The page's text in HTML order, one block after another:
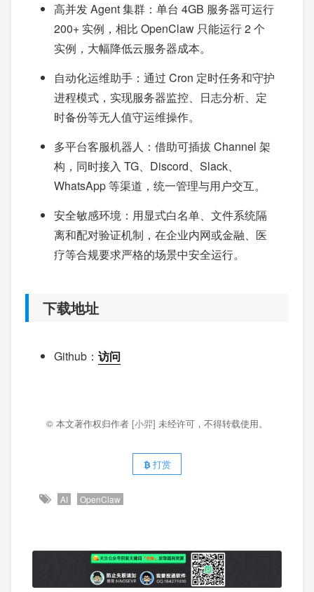
高并发 Agent 集群：单台 4GB 服务器可运行
200+ 实例，相比 OpenClaw 只能运行 2 个
实例，大幅降低云服务器成本。
自动化运维助手：通过 Cron 定时任务和守护
进程模式，实现服务器监控、日志分析、定
时备份等无人值守运维操作。
多平台客服机器人：借助可插拔 Channel 架
构，同时接入 TG、Discord、Slack、
WhatsApp 等渠道，统一管理与用户交互。
安全敏感环境：用显式白名单、文件系统隔
离和配对验证机制，在企业内网或金融、医
疗等合规要求严格的场景中安全运行。
下载地址
Github： 访问
© 本文著作权归作者 [小羿] 未经许可，不得转载使用。
打赏
AI OpenClaw